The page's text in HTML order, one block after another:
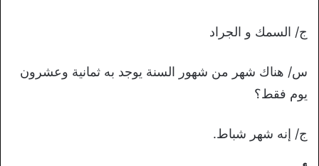
ج/ السمك و الجراد
س/ هناك شهر من شهور السنة يوجد به ثمانية وعشرون
يوم فقط؟
ج/ إنه شهر شباط.